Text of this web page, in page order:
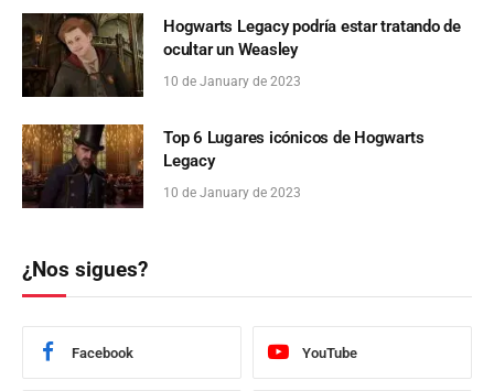
Hogwarts Legacy podría estar tratando de
ocultar un Weasley
10 de January de 2023
Top 6 Lugares icónicos de Hogwarts
Legacy
10 de January de 2023
¿Nos sigues?
Facebook YouTube